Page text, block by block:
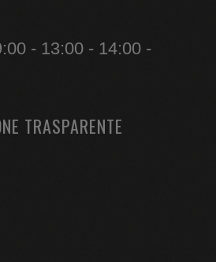
- 13:00 - 14:00 -
TRASPARENTE